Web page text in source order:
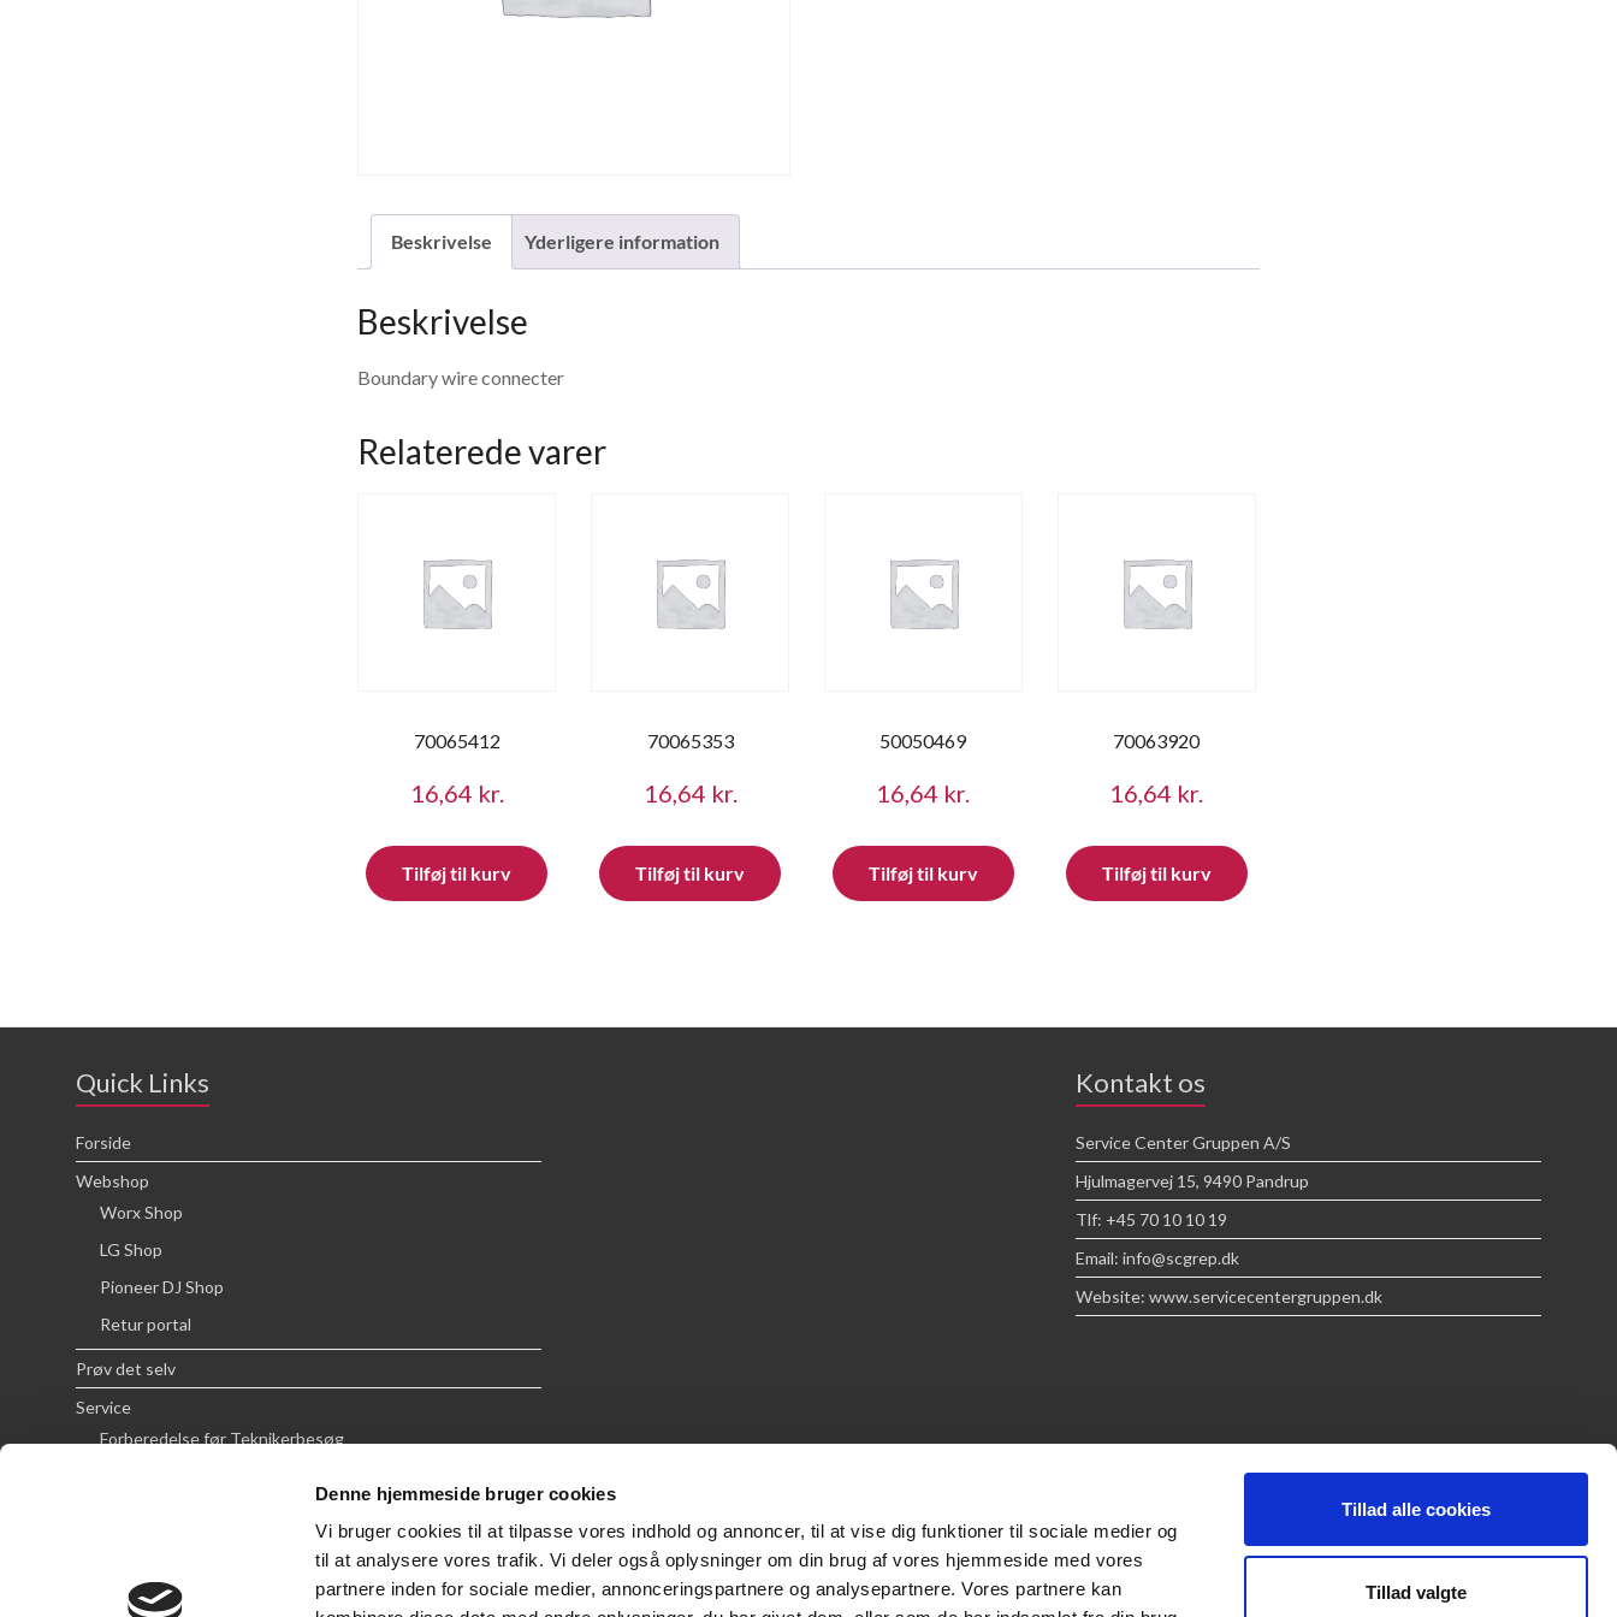
Denne hjemmeside bruger cookies
Vi bruger cookies til at tilpasse vores indhold og annoncer, til at vise dig funktioner til sociale medier og
til at analysere vores trafik. Vi deler også oplysninger om din brug af vores hjemmeside med vores
partnere inden for sociale medier, annonceringspartnere og analysepartnere. Vores partnere kan
Tillad alle cookies
Tillad valgte
Beskrivelse Yderligere information
Beskrivelse
Boundary wire connecter
Relaterede varer
70065412
16,64 kr.
Tilføj til kurv
70065353
16,64 kr.
Tilføj til kurv
50050469
16,64 kr.
Tilføj til kurv
70063920
16,64 kr.
Tilføj til kurv
Quick Links
Forside
Webshop
Worx Shop
LG Shop
Pioneer DJ Shop
Retur portal
Prøv det selv
Service
Forberedelse før Teknikerbesøg
Handelsbetingelser
Kontakt os
Service Center Gruppen A/S
Hjulmagervej 15, 9490 Pandrup
Tlf: +45 70 10 10 19
Email: info@scgrep.dk
Website: www.servicecentergruppen.dk